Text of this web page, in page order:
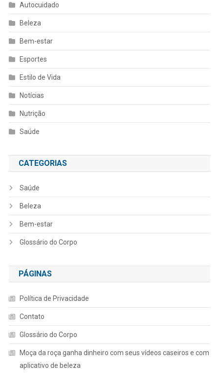
Autocuidado
Beleza
Bem-estar
Esportes
Estilo de Vida
Notícias
Nutrição
Saúde
CATEGORIAS
Saúde
Beleza
Bem-estar
Glossário do Corpo
PÁGINAS
Política de Privacidade
Contato
Glossário do Corpo
Moça da roça ganha dinheiro com seus vídeos caseiros e com
aplicativo de beleza